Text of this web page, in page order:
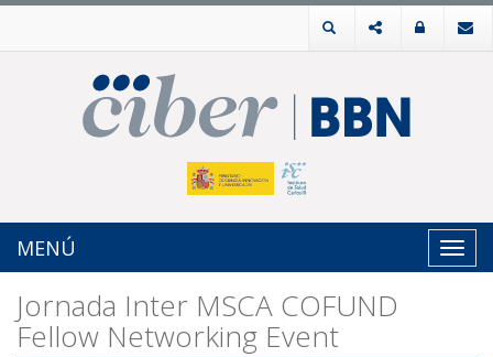
MENÚ
Jornada Inter MSCA COFUND
Fellow Networking Event